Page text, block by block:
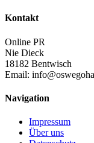
Kontakt
Online PR
Nie Dieck
18182 Bentwisch
Email:
Navigation
Impressum
Über uns